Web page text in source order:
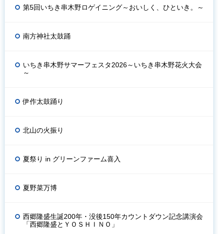
第5回いちき串木野ロゲイニング～おいしく、ひといき。～
南方神社太鼓踊
いちき串木野サマーフェスタ2026～いちき串木野花火大会
～
伊作太鼓踊り
北山の火振り
夏祭り in グリーンファーム喜入
夏野菜万博
西郷隆盛生誕200年・没後150年カウントダウン記念講演会
「西郷隆盛とＹＯＳＨＩＮＯ」